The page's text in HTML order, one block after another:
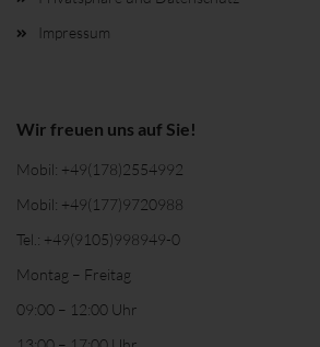
Impressum
Wir freuen uns auf Sie!
Mobil: +49(178)2554992
Mobil: +49(177)9720988
Tel.: +49(9105)998949-0
Montag – Freitag
09:00 – 12:00 Uhr